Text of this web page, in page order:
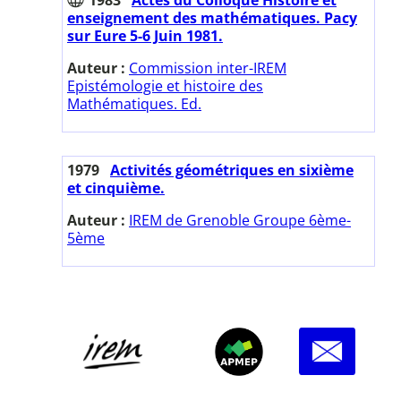
enseignement des mathématiques. Pacy
sur Eure 5-6 Juin 1981.
Auteur : Commission inter-IREM
Epistémologie et histoire des
Mathématiques. Ed.
1979 Activités géométriques en sixième
et cinquième.
Auteur : IREM de Grenoble Groupe 6ème-
5ème